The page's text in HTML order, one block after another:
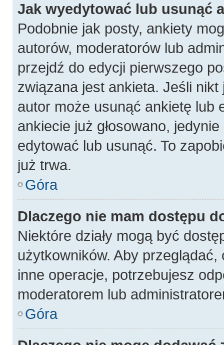
Jak wyedytować lub usunąć
Podobnie jak posty, ankiety
autorów, moderatorów lub
przejdź do edycji pierwszego
związana jest ankieta. Jeśli nikt
autor może usunąć ankietę lub
ankiecie już głosowano,
edytować lub usunąć. To
już trwa.
Góra
Dlaczego nie mam dostępu
Niektóre działy mogą być
użytkowników. Aby
inne operacje, potrzebujesz
moderatorem lub
Góra